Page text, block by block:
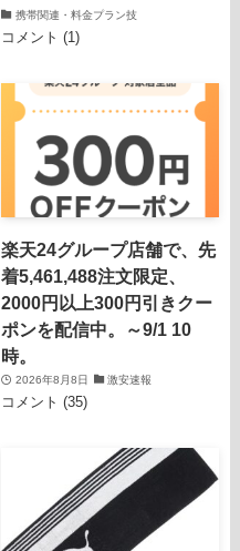
携帯関連・料金プラン技
コメント (1)
楽天24グループ店舗で、先
着5,461,488注文限定、
2000円以上300円引きクー
ポンを配信中。～9/1 10
時。
2026年8月8日 激安速報
コメント (35)